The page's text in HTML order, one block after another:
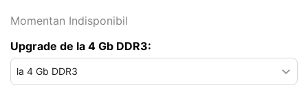
Momentan Indisponibil
Upgrade de la 4 Gb DDR3: